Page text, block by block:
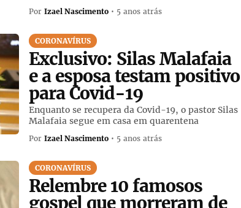
PorIzael Nascimento • 5 anos atrás
CORONAVÍRUS
Exclusivo: Silas Malafaia
e a esposa testam positivo
para Covid-19
Enquanto se recupera da Covid-19, o pastor Silas
Malafaia segue em casa em quarentena
PorIzael Nascimento • 5 anos atrás
CORONAVÍRUS
Relembre 10 famosos
gospel que morreram de